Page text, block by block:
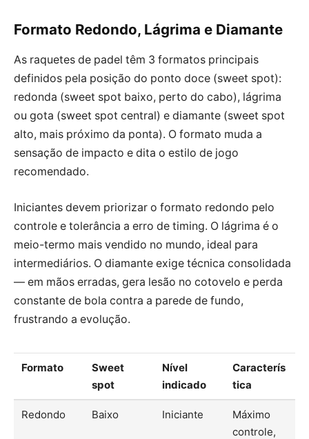
Formato Redondo, Lágrima e Diamante
As raquetes de padel têm 3 formatos principais
definidos pela posição do ponto doce (sweet spot):
redonda (sweet spot baixo, perto do cabo), lágrima
ou gota (sweet spot central) e diamante (sweet spot
alto, mais próximo da ponta). O formato muda a
sensação de impacto e dita o estilo de jogo
recomendado.
Iniciantes devem priorizar o formato redondo pelo
controle e tolerância a erro de timing. O lágrima é o
meio-termo mais vendido no mundo, ideal para
intermediários. O diamante exige técnica consolidada
— em mãos erradas, gera lesão no cotovelo e perda
constante de bola contra a parede de fundo,
frustrando a evolução.
Formato
Sweet
spot
Nível
indicado
Caracterís
tica
Redondo Baixo Iniciante
Máximo
controle,